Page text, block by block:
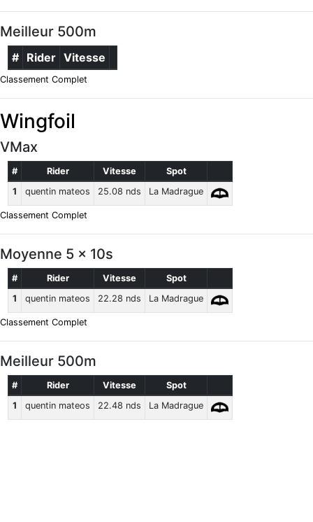
Meilleur 500m
# Rider Vitesse
Classement Complet
Wingfoil
VMax
# Rider Vitesse
Spot
1
quentin mateos 25.08 nds La Madrague
Classement Complet
Moyenne 5 x 10s
# Rider Vitesse
Spot
1
quentin mateos 22.28 nds La Madrague
Classement Complet
Meilleur 500m
# Rider Vitesse
Spot
1
quentin mateos 22.48 nds La Madrague